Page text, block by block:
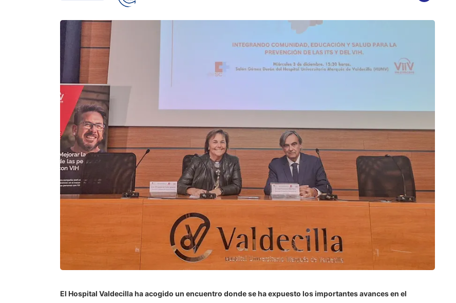
El Hospital Valdecilla ha acogido un encuentro donde se ha expuesto los importantes avances en el